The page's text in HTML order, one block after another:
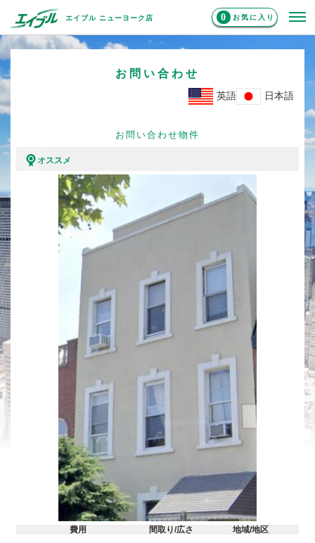
エイブル ニューヨーク店 0 お気に入り
お問い合わせ
英語 日本語
お問い合わせ物件
オススメ
費用 間取り/広さ 地域/地区